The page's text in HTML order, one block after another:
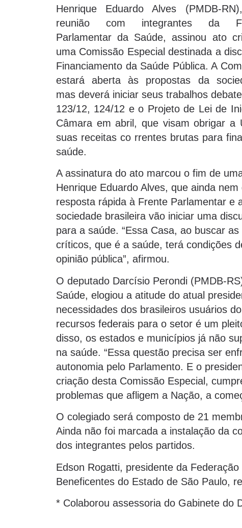
Henrique Eduardo Alves (PMDB-
reunião com integrantes da
Parlamentar da Saúde, assinou ato
uma Comissão Especial destinada a
Financiamento da Saúde Pública. A
estará aberta às propostas da
mas deverá iniciar seus trabalhos
123/12, 124/12 e o Projeto de Lei de
Câmara em abril, que visam obrigar
suas receitas co rrentes brutas para
saúde.
A assinatura do ato marcou o fim de
Henrique Eduardo Alves, que ainda
resposta rápida à Frente Parlamentar e
sociedade brasileira vão iniciar uma
para a saúde. “Essa Casa, ao buscar
críticos, que é a saúde, terá condições
opinião pública”, afirmou.
O deputado Darcísio Perondi (PMDB-
Saúde, elogiou a atitude do atual
necessidades dos brasileiros usuários
recursos federais para o setor é um
disso, os estados e municípios já não
na saúde. “Essa questão precisa ser
autonomia pelo Parlamento. E o
criação desta Comissão Especial,
problemas que afligem a Nação, a
O colegiado será composto de 21
Ainda não foi marcada a instalação da
dos integrantes pelos partidos.
Edson Rogatti, presidente da
Beneficentes do Estado de São Paulo,
* Colaborou assessoria do Gabinete do